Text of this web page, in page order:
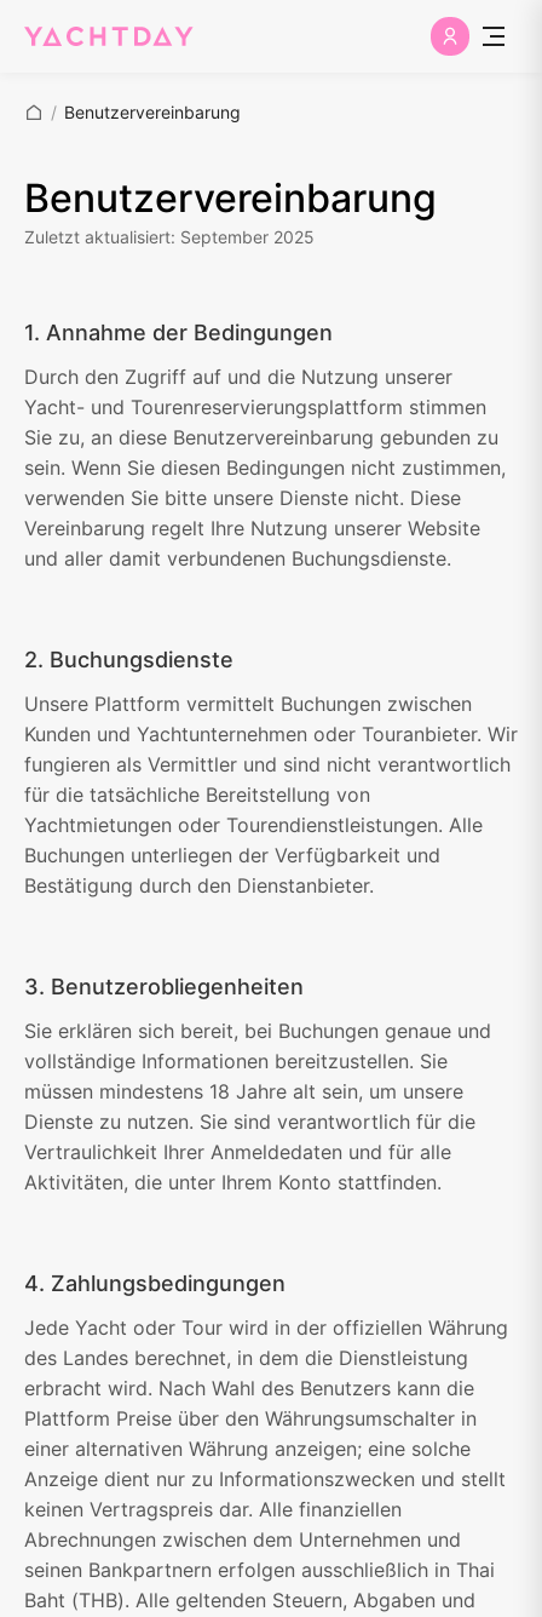
/ Benutzervereinbarung
Benutzervereinbarung
Zuletzt aktualisiert: September 2025
1. Annahme der Bedingungen
Durch den Zugriff auf und die Nutzung unserer
Yacht- und Tourenreservierungsplattform stimmen
Sie zu, an diese Benutzervereinbarung gebunden zu
sein. Wenn Sie diesen Bedingungen nicht zustimmen,
verwenden Sie bitte unsere Dienste nicht. Diese
Vereinbarung regelt Ihre Nutzung unserer Website
und aller damit verbundenen Buchungsdienste.
2. Buchungsdienste
Unsere Plattform vermittelt Buchungen zwischen
Kunden und Yachtunternehmen oder Touranbieter. Wir
fungieren als Vermittler und sind nicht verantwortlich
für die tatsächliche Bereitstellung von
Yachtmietungen oder Tourendienstleistungen. Alle
Buchungen unterliegen der Verfügbarkeit und
Bestätigung durch den Dienstanbieter.
3. Benutzerobliegenheiten
Sie erklären sich bereit, bei Buchungen genaue und
vollständige Informationen bereitzustellen. Sie
müssen mindestens 18 Jahre alt sein, um unsere
Dienste zu nutzen. Sie sind verantwortlich für die
Vertraulichkeit Ihrer Anmeldedaten und für alle
Aktivitäten, die unter Ihrem Konto stattfinden.
4. Zahlungsbedingungen
Jede Yacht oder Tour wird in der offiziellen Währung
des Landes berechnet, in dem die Dienstleistung
erbracht wird. Nach Wahl des Benutzers kann die
Plattform Preise über den Währungsumschalter in
einer alternativen Währung anzeigen; eine solche
Anzeige dient nur zu Informationszwecken und stellt
keinen Vertragspreis dar. Alle finanziellen
Abrechnungen zwischen dem Unternehmen und
seinen Bankpartnern erfolgen ausschließlich in Thai
Baht (THB). Alle geltenden Steuern, Abgaben und